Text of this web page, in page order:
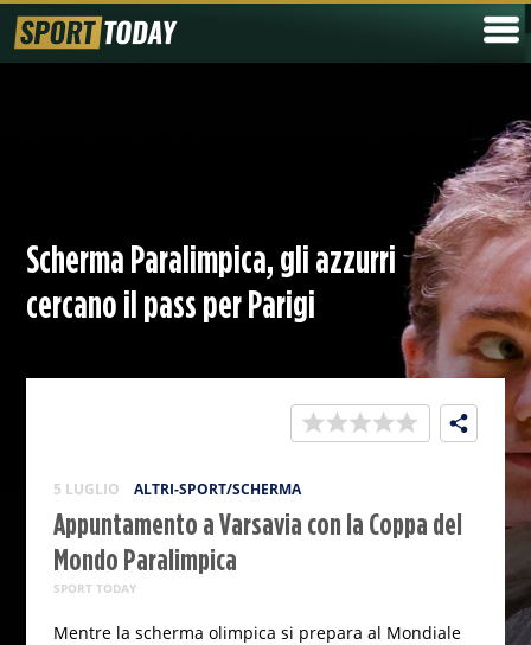
Scherma Paralimpica, gli azzurri
cercano il pass per Parigi
5 LUGLIO ALTRI-SPORT/SCHERMA
Appuntamento a Varsavia con la Coppa del
Mondo Paralimpica
SPORT TODAY
Mentre la scherma olimpica si prepara al Mondiale